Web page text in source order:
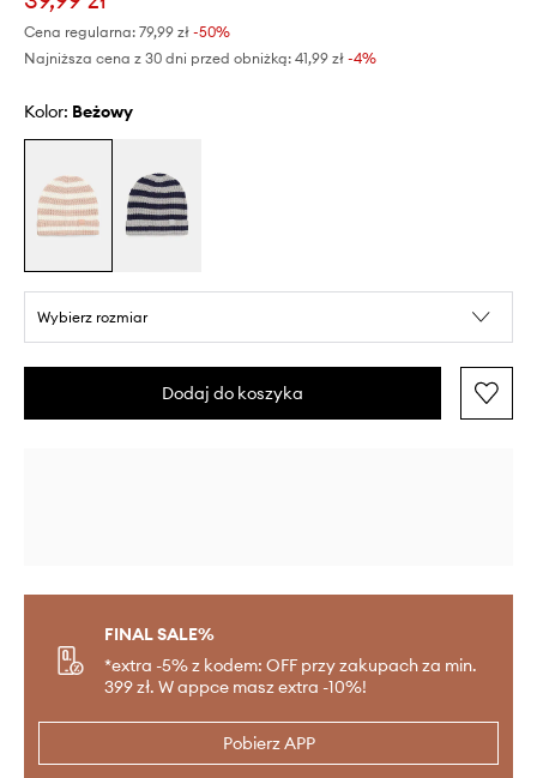
Cena regularna: 79,99 zł -50%
Najniższa cena z 30 dni przed obniżką: 41,99 zł -4%
Kolor: beżowy
Wybierz rozmiar
Dodaj do koszyka
FINAL SALE%
*extra -5% z kodem: OFF przy zakupach za min.
399 zł. W appce masz extra -10%!
Pobierz APP